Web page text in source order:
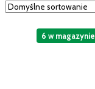
6 w magazynie